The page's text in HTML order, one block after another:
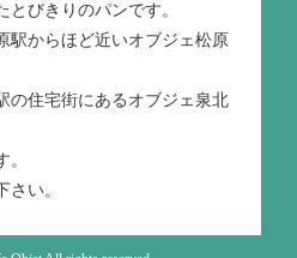
とびきりのパンです。
駅からほど近いオブジェ松原
の住宅街にあるオブジェ泉北
。
さい。